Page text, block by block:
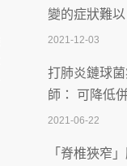
醫療布局
2026-07-06
【115年臺北
刮」】 宣導
2026-07-02
【無菸城市
變的症狀難以
2021-12-03
打肺炎鏈球
師： 可降低
2021-06-22
「脊椎狹窄